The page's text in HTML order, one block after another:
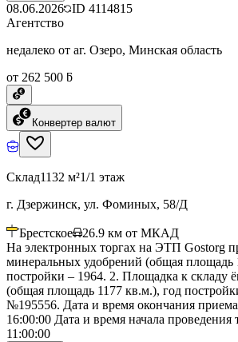
08.06.2026 ID 4114815
Агентство
недалеко от аг. Озеро, Минская область
от 262 500 ƃ
Конвертер валют
Склад1132 м²1/1 этаж
г. Дзержинск, ул. Фоминых, 58/Д
Брестское 26.9 км от МКАД
На электронных торгах на ЭТП Gostorg
минеральных удобрений (общая площадь
постройки – 1964. 2. Площадка к складу
(общая площадь 1177 кв.м.), год
№195556. Дата и время окончания приема
16:00:00 Дата и время начала проведения
11:00:00